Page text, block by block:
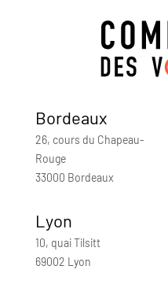
Bordeaux
26, cours du Chapeau-
Rouge
33000 Bordeaux
Lyon
10, quai Tilsitt
69002 Lyon